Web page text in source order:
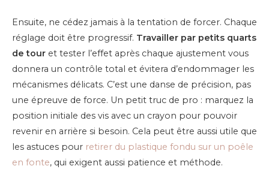
Ensuite, ne cédez jamais à la tentation de forcer. Chaque
réglage doit être progressif. Travailler par petits quarts
de tour et tester l’effet après chaque ajustement vous
donnera un contrôle total et évitera d’endommager les
mécanismes délicats. C’est une danse de précision, pas
une épreuve de force. Un petit truc de pro : marquez la
position initiale des vis avec un crayon pour pouvoir
revenir en arrière si besoin. Cela peut être aussi utile que
les astuces pour retirer du plastique fondu sur un poêle
en fonte, qui exigent aussi patience et méthode.